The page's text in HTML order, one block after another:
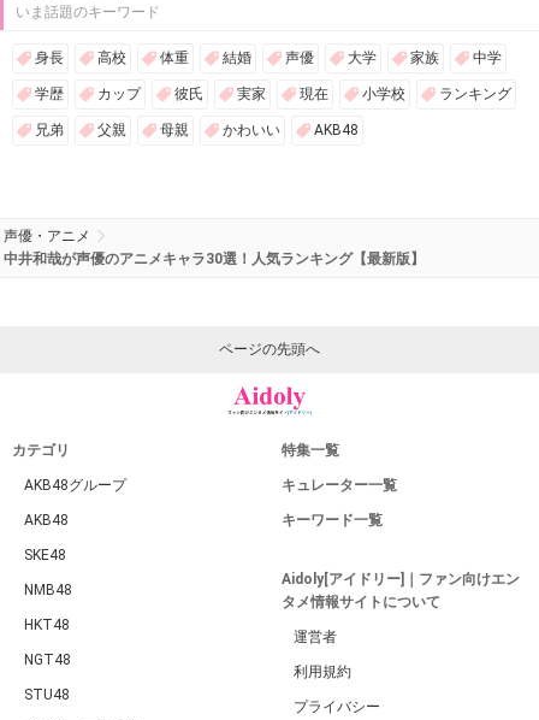
いま話題のキーワード
身長 高校 体重 結婚 声優 大学 家族 中学
学歴 カップ 彼氏 実家 現在 小学校 ランキング
兄弟 父親 母親 かわいい AKB48
声優・アニメ
中井和哉が声優のアニメキャラ30選！人気ランキング【最新版】
ページの先頭へ
カテゴリ
AKB48グループ
AKB48
SKE48
NMB48
HKT48
NGT48
STU48
特集一覧
キュレーター一覧
キーワード一覧
Aidoly[アイドリー]｜ファン向けエン
タメ情報サイトについて
運営者
利用規約
プライバシー